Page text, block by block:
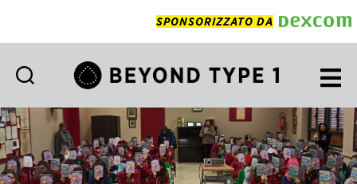
SPONSORIZZATO DA
Type
1
Italian